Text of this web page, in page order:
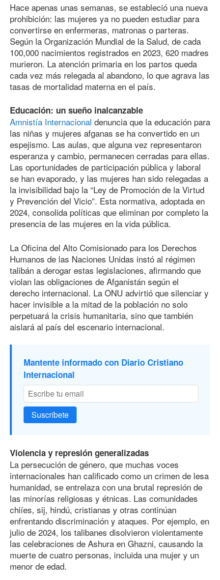
Hace apenas unas semanas, se estableció una nueva
prohibición: las mujeres ya no pueden estudiar para
convertirse en enfermeras, matronas o parteras.
Según la Organización Mundial de la Salud, de cada
100,000 nacimientos registrados en 2023, 620 madres
murieron. La atención primaria en los partos queda
cada vez más relegada al abandono, lo que agrava las
tasas de mortalidad materna en el país.
Educación: un sueño inalcanzable
Amnistía Internacional denuncia que la educación para
las niñas y mujeres afganas se ha convertido en un
espejismo. Las aulas, que alguna vez representaron
esperanza y cambio, permanecen cerradas para ellas.
Las oportunidades de participación pública y laboral
se han evaporado, y las mujeres han sido relegadas a
la invisibilidad bajo la “Ley de Promoción de la Virtud
y Prevención del Vicio”. Esta normativa, adoptada en
2024, consolida políticas que eliminan por completo la
presencia de las mujeres en la vida pública.
La Oficina del Alto Comisionado para los Derechos
Humanos de las Naciones Unidas instó al régimen
talibán a derogar estas legislaciones, afirmando que
violan las obligaciones de Afganistán según el
derecho internacional. La ONU advirtió que silenciar y
hacer invisible a la mitad de la población no solo
perpetuará la crisis humanitaria, sino que también
aislará al país del escenario internacional.
Mantente informado con Diario Cristiano
Internacional
Suscríbete
Violencia y represión generalizadas
La persecución de género, que muchas voces
internacionales han calificado como un crimen de lesa
humanidad, se entrelaza con una brutal represión de
las minorías religiosas y étnicas. Las comunidades
chiíes, sij, hindú, cristianas y otras continúan
enfrentando discriminación y ataques. Por ejemplo, en
julio de 2024, los talibanes disolvieron violentamente
las celebraciones de Ashura en Ghazni, causando la
muerte de cuatro personas, incluida una mujer y un
menor de edad.